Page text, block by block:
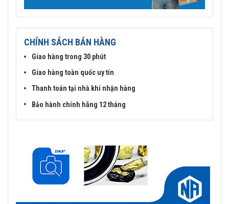
CHÍNH SÁCH BÁN HÀNG
Giao hàng trong 30 phút
Giao hàng toàn quốc uy tín
Thanh toán tại nhà khi nhận hàng
Bảo hành chính hãng 12 tháng